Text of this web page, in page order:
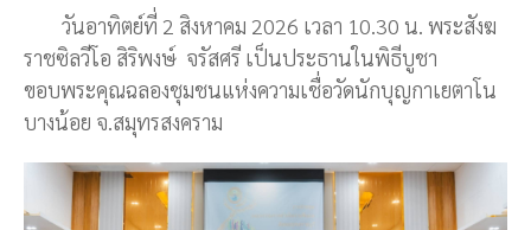
วันอาทิตย์ที่ 2 สิงหาคม 2026 เวลา 10.30 น. พระสังฆ
ราชซิลวีโอ สิริพงษ์ จรัสศรี เป็นประธานในพิธีบูชา
ขอบพระคุณฉลองชุมชนแห่งความเชื่อวัดนักบุญกาเยตาโน
บางน้อย จ.สมุทรสงคราม